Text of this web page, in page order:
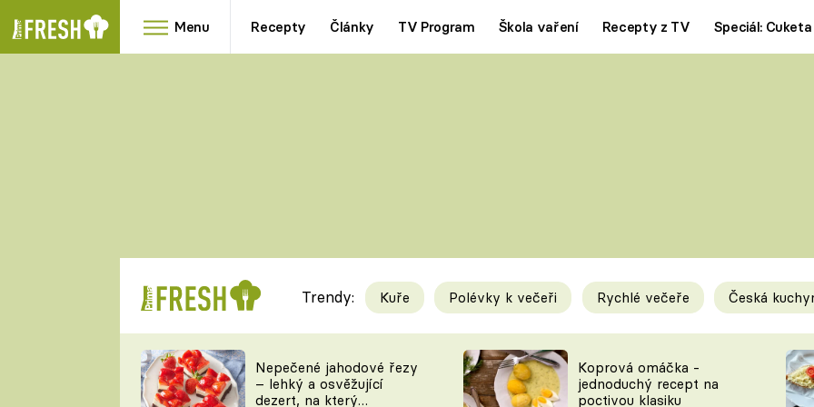
Menu Recepty Články TV Program Škola vaření Recepty z TV Speciál: Cuketa
RYCHLOVKY
Videorecepty
TEĎ VAŘÍ ŠÉF!
Tipy a triky
KAM ZA JÍDLEM
Trendy: Kuře Polévky k večeři Rychlé večeře Česká
Nepečené jahodové řezy
– lehký a osvěžující
dezert, na který
Koprová omáčka -
jednoduchý recept na
poctivou klasiku